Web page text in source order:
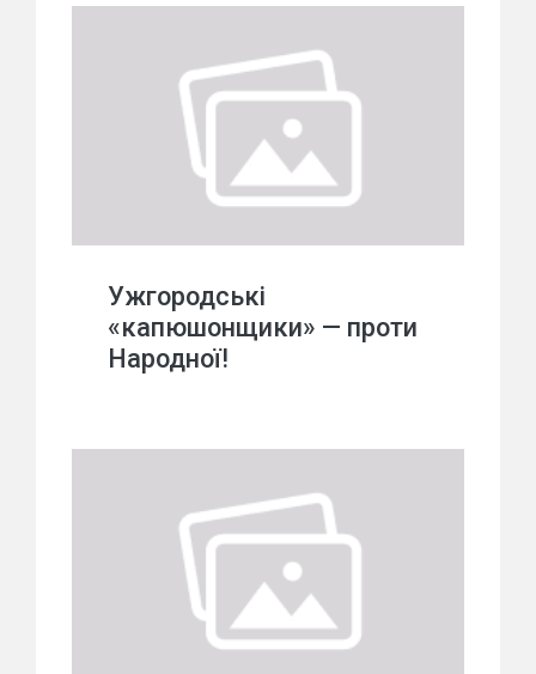
Ужгородські
«капюшонщики» — проти
Народної!